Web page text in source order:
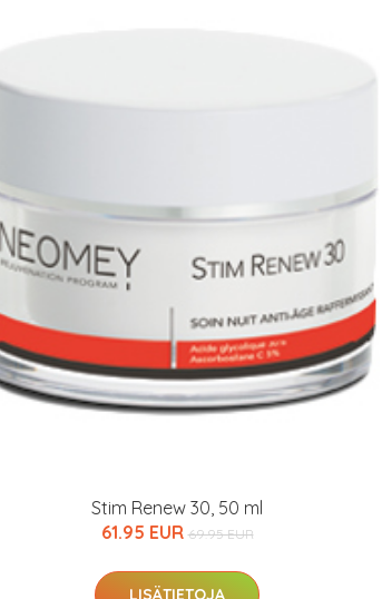
Stim Renew 30, 50 ml
61.95 EUR 69.95 EUR
LISÄTIETOJA